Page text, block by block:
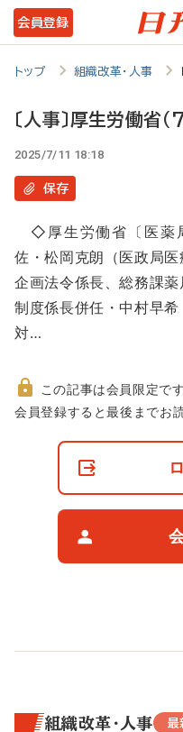
メ
イ
テ
動
会員登録
トップ 組織改革・人事
〔人事〕厚生労働省
2025/7/11 18:18
保存
◇厚生労働省〔医薬
佐・松岡克朗（医政局
企画法令係長、総務課
制度係長併任・中村早
対…
非
この記事は会員限定です
会員登録すると最後までお
組織改革・人事 最